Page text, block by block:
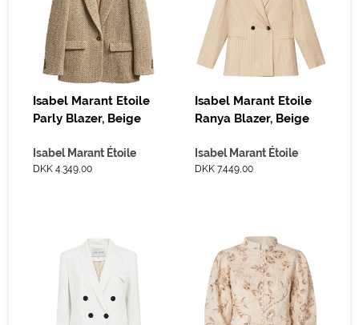
Isabel Marant Etoile
Parly Blazer, Beige
Isabel Marant Étoile
DKK 4.349,00
Isabel Marant Etoile
Ranya Blazer, Beige
Isabel Marant Étoile
DKK 7.449,00